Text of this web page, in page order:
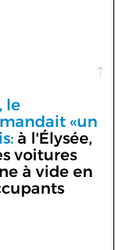
le
«un
à l'Élysée,
voitures
à vide en